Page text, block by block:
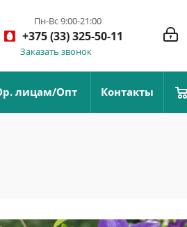
Пн-Вс 9:00-21:00
+375 (33) 325-50-11
Заказать звонок
лицам/Опт Контакты